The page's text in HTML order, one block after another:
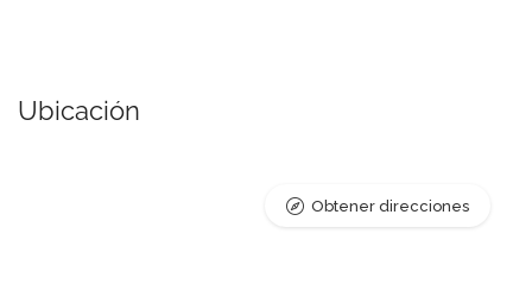
Ubicación
Obtener direcciones